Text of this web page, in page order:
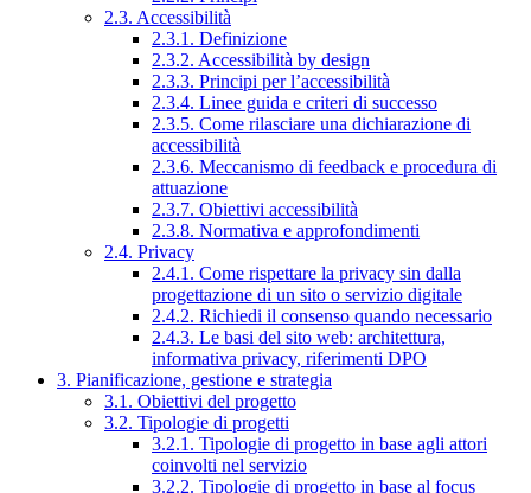
2.3. Accessibilità
2.3.1. Definizione
2.3.2. Accessibilità by design
2.3.3. Principi per l’accessibilità
2.3.4. Linee guida e criteri di successo
2.3.5. Come rilasciare una dichiarazione di
accessibilità
2.3.6. Meccanismo di feedback e procedura di
attuazione
2.3.7. Obiettivi accessibilità
2.3.8. Normativa e approfondimenti
2.4. Privacy
2.4.1. Come rispettare la privacy sin dalla
progettazione di un sito o servizio digitale
2.4.2. Richiedi il consenso quando necessario
2.4.3. Le basi del sito web: architettura,
informativa privacy, riferimenti DPO
3. Pianificazione, gestione e strategia
3.1. Obiettivi del progetto
3.2. Tipologie di progetti
3.2.1. Tipologie di progetto in base agli attori
coinvolti nel servizio
3.2.2. Tipologie di progetto in base al focus